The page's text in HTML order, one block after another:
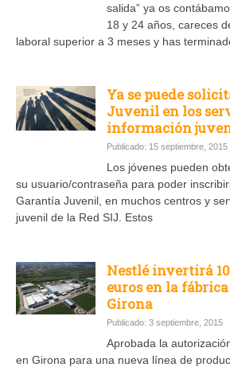
salida” ya os
18 y 24 años, careces
laboral superior a 3 meses y has
Ya se puede
Juvenil en los
información
Publicado: 15 septiembre, 2015
Los jóvenes pueden
su usuario/contraseña para poder
Garantía Juvenil, en muchos centros y
juvenil de la Red SIJ. Estos
Nestlé invertirá
euros en la
Girona
Publicado: 3 septiembre, 2015
Aprobada la
en Girona para una nueva línea de